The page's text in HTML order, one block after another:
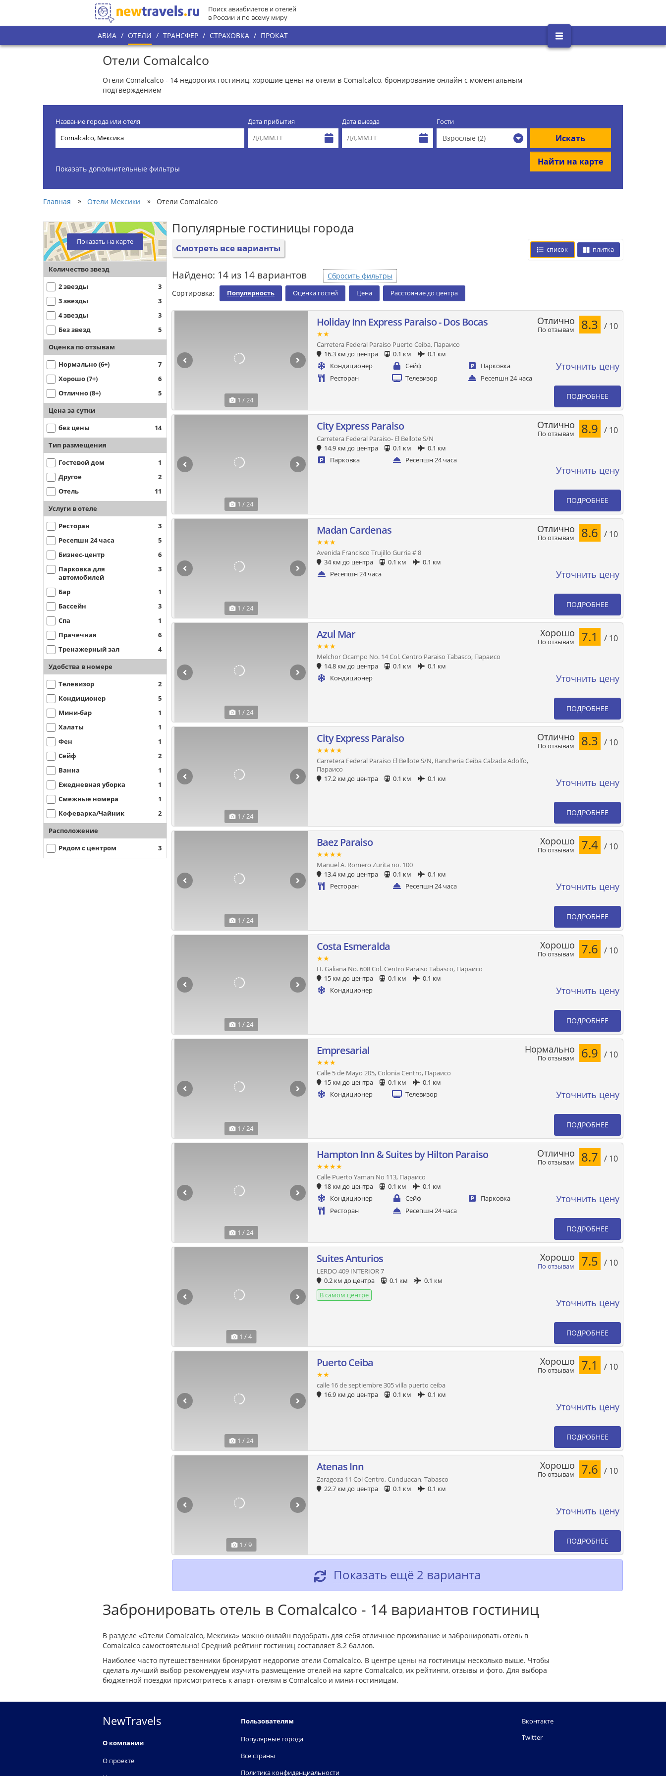
Поиск авиабилетов и отелей
в России и по всему миру
АВИА / ОТЕЛИ / ТРАНСФЕР / СТРАХОВКА / ПРОКАТ
Отели Comalcalco
Отели Comalcalco - 14 недорогих гостиниц, хорошие цены на отели в Comalcalco, бронирование онлайн с моментальным
подтверждением
Название города или отеля Дата прибытия Дата выезда Гости
Взрослые (2) Искать
Найти на карте
Показать дополнительные фильтры
Главная » Отели Мексики » Отели Comalcalco
Показать на карте
Количество звезд
2 звезды
3
3 звезды
3
4 звезды
3
Без звезд
5
Оценка по отзывам
Нормально (6+)
7
Хорошо (7+)
6
Отлично (8+)
5
Цена за сутки
без цены 14
Тип размещения
Гостевой дом
1
Другое
2
Отель
11
Услуги в отеле
Ресторан
3
Ресепшн 24 часа
5
Бизнес-центр
6
Парковка для
автомобилей
3
Бар
1
Бассейн
3
Спа
1
Прачечная
6
Тренажерный зал
4
Удобства в номере
Телевизор
2
Кондиционер
5
Мини-бар
1
Халаты
1
Фен
1
Сейф
2
Ванна
1
Ежедневная уборка
1
Смежные номера
1
Кофеварка/Чайник
2
Расположение
Рядом с центром 3
Популярные гостиницы города
Смотреть все варианты список плитка
Найдено: 14 из 14 вариантов
Сбросить фильтры
Сортировка:
Популярность Оценка гостей Цена Расстояние до центра
1 / 24
Holiday Inn Express Paraiso - Dos Bocas
★★
Carretera Federal Paraiso Puerto Ceiba, Параисо
16.3 км до центра
0.1 км
0.1 км
Кондиционер
Сейф
Парковка
Ресторан
Телевизор Ресепшн 24 часа
По отзывам
Отлично 8.3 / 10
Уточнить цену
ПОДРОБНЕЕ
1 / 24
City Express Paraiso
Carretera Federal Paraiso- El Bellote S/N
14.9 км до центра
0.1 км
0.1 км
Парковка
Ресепшн 24 часа
По отзывам
Отлично 8.9 / 10
Уточнить цену
ПОДРОБНЕЕ
1 / 24
Madan Cardenas
★★★
Avenida Francisco Trujillo Gurria # 8
34 км до центра
0.1 км
0.1 км
Ресепшн 24 часа
По отзывам
Отлично 8.6 / 10
Уточнить цену
ПОДРОБНЕЕ
1 / 24
Azul Mar
★★★
Melchor Ocampo No. 14 Col. Centro Paraiso Tabasco, Параисо
14.8 км до центра
0.1 км
0.1 км
Кондиционер
По отзывам
Хорошо 7.1 / 10
Уточнить цену
ПОДРОБНЕЕ
1 / 24
City Express Paraiso
★★★★
Carretera Federal Paraiso El Bellote S/N, Rancheria Ceiba Calzada Adolfo,
Параисо
17.2 км до центра
0.1 км 0.1 км
По отзывам
Отлично 8.3 / 10
Уточнить цену
ПОДРОБНЕЕ
1 / 24
Baez Paraiso
★★★★
Manuel A. Romero Zurita no. 100
13.4 км до центра
0.1 км
0.1 км
Ресторан
Ресепшн 24 часа
По отзывам
Хорошо 7.4 / 10
Уточнить цену
ПОДРОБНЕЕ
1 / 24
Costa Esmeralda
★★
H. Galiana No. 608 Col. Centro Paraiso Tabasco, Параисо
15 км до центра
0.1 км
0.1 км
Кондиционер
По отзывам
Хорошо 7.6 / 10
Уточнить цену
ПОДРОБНЕЕ
1 / 24
Empresarial
★★★
Calle 5 de Mayo 205, Colonia Centro, Параисо
15 км до центра
0.1 км
0.1 км
Кондиционер
Телевизор
По отзывам
Нормально 6.9 / 10
Уточнить цену
ПОДРОБНЕЕ
1 / 24
Hampton Inn & Suites by Hilton Paraiso
★★★★
Calle Puerto Yaman No 113, Параисо
18 км до центра
0.1 км
0.1 км
Кондиционер
Сейф
Парковка
Ресторан
Ресепшн 24 часа
По отзывам
Отлично 8.7 / 10
Уточнить цену
ПОДРОБНЕЕ
1 / 4
Suites Anturios
LERDO 409 INTERIOR 7
0.2 км до центра
0.1 км
0.1 км
В самом центре
По отзывам
Хорошо 7.5 / 10
Уточнить цену
ПОДРОБНЕЕ
1 / 24
Puerto Ceiba
★★
calle 16 de septiembre 305 villa puerto ceiba
16.9 км до центра
0.1 км 0.1 км
По отзывам
Хорошо 7.1 / 10
Уточнить цену
ПОДРОБНЕЕ
1 / 9
Atenas Inn
Zaragoza 11 Col Centro, Cunduacan, Tabasco
22.7 км до центра
0.1 км 0.1 км
По отзывам
Хорошо 7.6 / 10
Уточнить цену
ПОДРОБНЕЕ
Показать ещё 2 варианта
Забронировать отель в Comalcalco - 14 вариантов гостиниц
В разделе «Отели Comalcalco, Мексика» можно онлайн подобрать для себя отличное проживание и забронировать отель в
Comalcalco самостоятельно! Средний рейтинг гостиниц составляет 8.2 баллов.
Наиболее часто путешественники бронируют недорогие отели Comalcalco. В центре цены на гостиницы несколько выше. Чтобы
сделать лучший выбор рекомендуем изучить размещение отелей на карте Comalcalco, их рейтинги, отзывы и фото. Для выбора
бюджетной поездки присмотритесь к апарт-отелям в Comalcalco и мини-гостиницам.
NewTravels
О компании
О проекте
Пользователям
Популярные города
Все страны
Политика конфиденциальности
Вконтакте
Twitter